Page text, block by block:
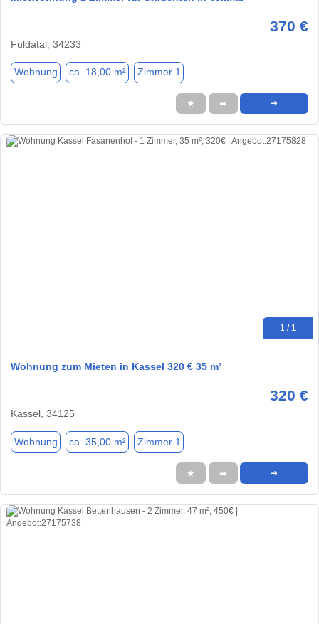
370 €
Fuldatal, 34233
Wohnung ca. 18,00 m² Zimmer 1
★ ➦ ➜
1 / 1
Wohnung zum Mieten in Kassel 320 € 35 m²
320 €
Kassel, 34125
Wohnung ca. 35,00 m² Zimmer 1
★ ➦ ➜